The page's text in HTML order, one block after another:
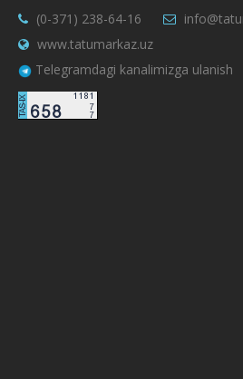
(0-371) 238-64-16
www.tatumarkaz.uz
Telegramdagi kanalimizga ulanish